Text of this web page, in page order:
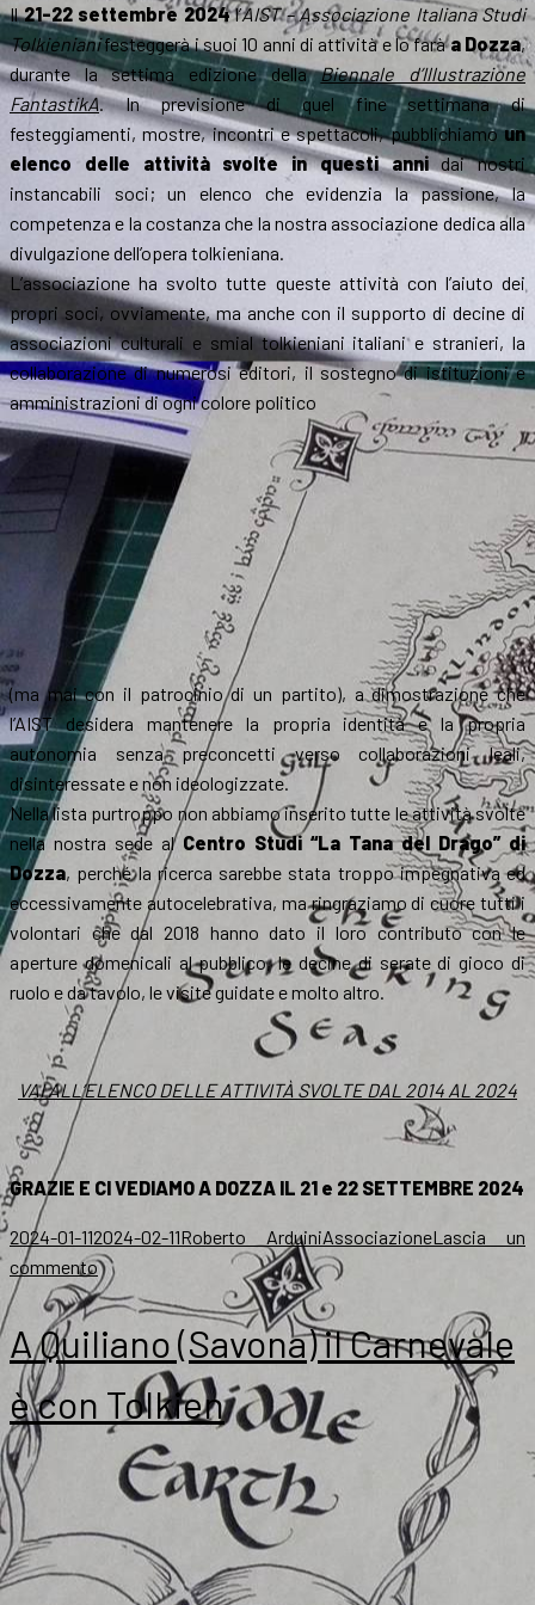
Il21-22 settembre 2024l’AIST – Associazione Italiana Studi
Tolkienianifesteggerà i suoi 10 anni di attività e lo faràa Dozza,
durante la settima edizione dellaBiennale d’Illustrazione
FantastikA. In previsione di quel fine settimana di
festeggiamenti, mostre, incontri e spettacoli, pubblichiamoun
elenco delle attività svolte in questi annidai nostri
instancabili soci; un elenco che evidenzia la passione, la
competenza e la costanza che la nostra associazione dedica alla
divulgazione dell’opera tolkieniana.
L’associazione ha svolto tutte queste attività con l’aiuto dei
propri soci, ovviamente, ma anche con il supporto di decine di
associazioni culturali e smial tolkieniani italiani e stranieri, la
collaborazione di numerosi editori, il sostegno di istituzioni e
amministrazioni di ogni colore politico
(ma mai con il patrocinio di un partito), a dimostrazione che
l’AIST desidera mantenere la propria identità e la propria
autonomia senza preconcetti verso collaborazioni leali,
disinteressate e non ideologizzate.
Nella lista purtroppo non abbiamo inserito tutte le attività svolte
nella nostra sede al Centro Studi “La Tana del Drago” di
Dozza, perché la ricerca sarebbe stata troppo impegnativa ed
eccessivamente autocelebrativa, ma ringraziamo di cuore tutti i
volontari che dal 2018 hanno dato il loro contributo con le
aperture domenicali al pubblico, le decine di serate di gioco di
ruolo e da tavolo, le visite guidate e molto altro.
VAI ALL’ELENCO DELLE ATTIVITÀ SVOLTE DAL 2014 AL 2024
GRAZIE E CI VEDIAMO A DOZZA IL 21 e 22 SETTEMBRE 2024
Scritto
il
2024-01-112024-02-11Autore
Roberto ArduiniCategorie
AssociazioneLascia un
commentosu
2024,
settembre
dieci
dell’AIST
A Quiliano (Savona) il Carnevale
è con Tolkien